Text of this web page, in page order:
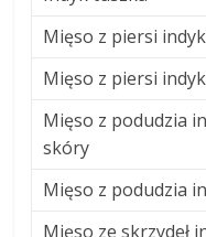
Mięso z piersi
Mięso z piersi
Mięso z podudzia
skóry
Mięso z podudzia
Mięso ze skrzydeł